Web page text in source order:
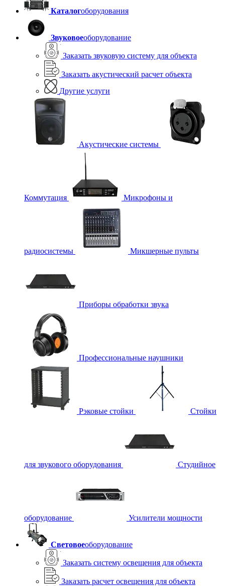
Каталогоборудования
Звуковоеоборудование
Заказать звуковую систему для объекта
Заказать акустический расчет объекта
Другие услуги
Акустические системы
Коммутация Микрофоны и
радиосистемы Микшерные пульты
Приборы обработки звука
Профессиональные наушники
Рэковые стойки Стойки
для звукового оборудования Студийное
оборудование Усилители мощности
Световоеоборудование
Заказать систему освещения для объекта
Заказать расчет освещения для объекта